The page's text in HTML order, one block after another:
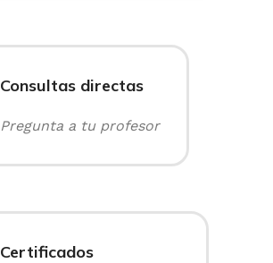
Consultas directas
Pregunta a tu profesor
Certificados